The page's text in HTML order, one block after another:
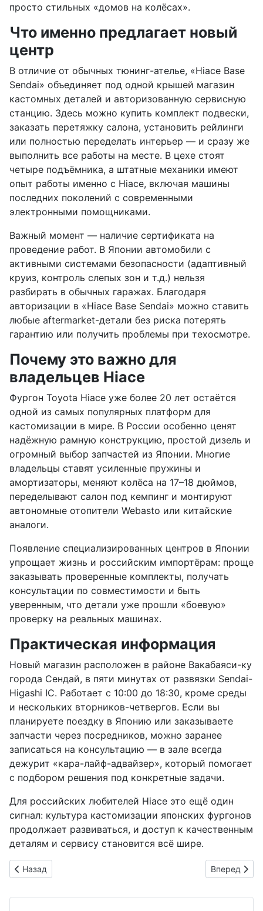
просто стильных «домов на колёсах».
Что именно предлагает новый
центр
В отличие от обычных тюнинг-ателье, «Hiace Base
Sendai» объединяет под одной крышей магазин
кастомных деталей и авторизованную сервисную
станцию. Здесь можно купить комплект подвески,
заказать перетяжку салона, установить рейлинги
или полностью переделать интерьер — и сразу же
выполнить все работы на месте. В цехе стоят
четыре подъёмника, а штатные механики имеют
опыт работы именно с Hiace, включая машины
последних поколений с современными
электронными помощниками.
Важный момент — наличие сертификата на
проведение работ. В Японии автомобили с
активными системами безопасности (адаптивный
круиз, контроль слепых зон и т.д.) нельзя
разбирать в обычных гаражах. Благодаря
авторизации в «Hiace Base Sendai» можно ставить
любые aftermarket-детали без риска потерять
гарантию или получить проблемы при техосмотре.
Почему это важно для
владельцев Hiace
Фургон Toyota Hiace уже более 20 лет остаётся
одной из самых популярных платформ для
кастомизации в мире. В России особенно ценят
надёжную рамную конструкцию, простой дизель и
огромный выбор запчастей из Японии. Многие
владельцы ставят усиленные пружины и
амортизаторы, меняют колёса на 17–18 дюймов,
переделывают салон под кемпинг и монтируют
автономные отопители Webasto или китайские
аналоги.
Появление специализированных центров в Японии
упрощает жизнь и российским импортёрам: проще
заказывать проверенные комплекты, получать
консультации по совместимости и быть
уверенным, что детали уже прошли «боевую»
проверку на реальных машинах.
Практическая информация
Новый магазин расположен в районе Вакабаяси-ку
города Сендай, в пяти минутах от развязки Sendai-
Higashi IC. Работает с 10:00 до 18:30, кроме среды
и нескольких вторников-четвергов. Если вы
планируете поездку в Японию или заказываете
запчасти через посредников, можно заранее
записаться на консультацию — в зале всегда
дежурит «кара-лайф-адвайзер», который помогает
с подбором решения под конкретные задачи.
Для российских любителей Hiace это ещё один
сигнал: культура кастомизации японских фургонов
продолжает развиваться, и доступ к качественным
деталям и сервису становится всё шире.
Предыдущий: Новый Lexus NX 2027 года: прототип замечен
Назад Следующий:
Вперед